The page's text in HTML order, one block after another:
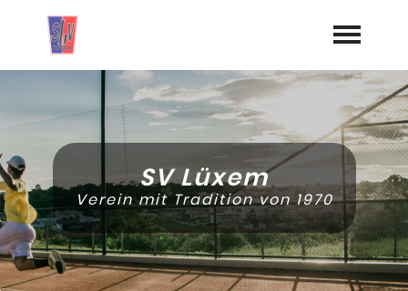
Startseite
Aktuelles
Termine
Geschichte
Jugend
SV Lüxem
Verein mit Tradition von 1970